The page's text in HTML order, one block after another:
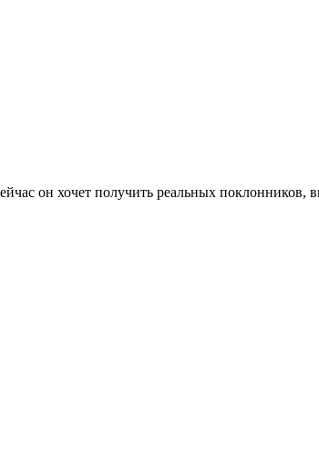
он хочет получить реальных поклонников,